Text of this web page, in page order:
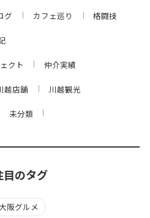
グ カフェ巡り 格闘技
クト 仲介実績
越店舗 川越観光
未分類
目のタグ
阪グルメ